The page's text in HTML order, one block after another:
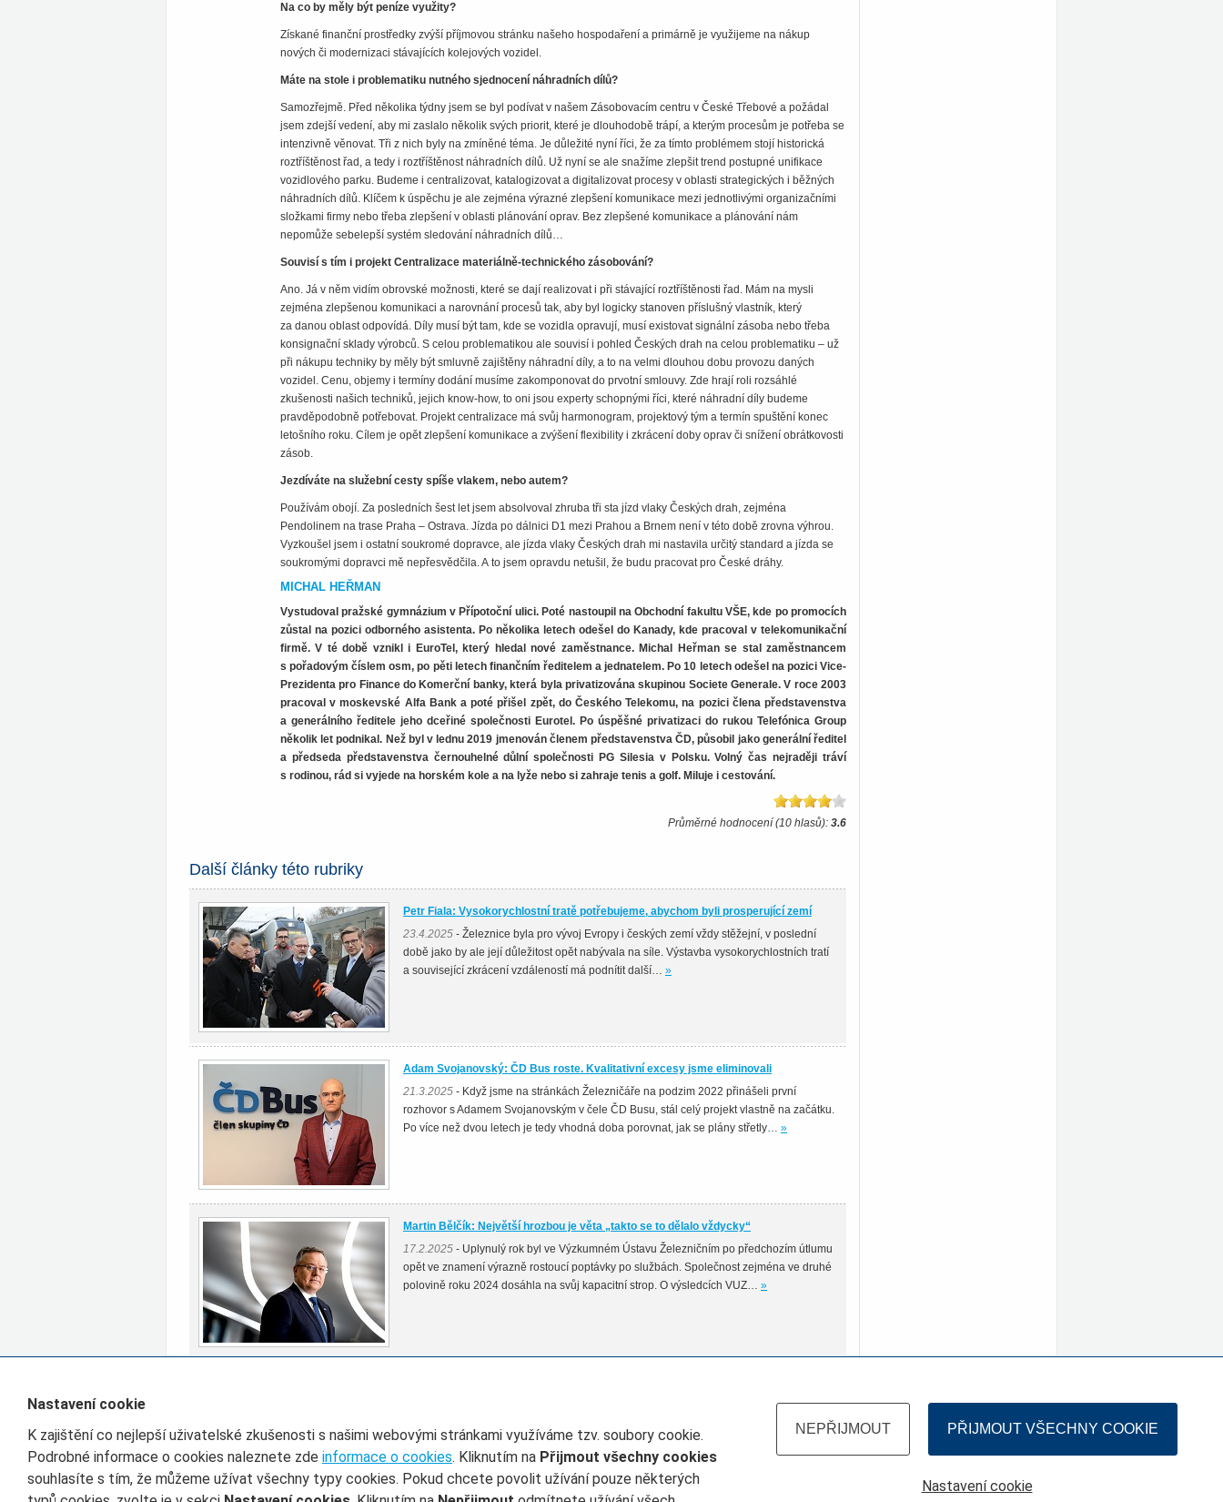
Na co by měly být peníze využity?
Získané finanční prostředky zvýší příjmovou stránku našeho hospodaření a primárně je využijeme na nákup
nových či modernizaci stávajících kolejových vozidel.
Máte na stole i problematiku nutného sjednocení náhradních dílů?
Samozřejmě. Před několika týdny jsem se byl podívat v našem Zásobovacím centru v České Třebové a požádal
jsem zdejší vedení, aby mi zaslalo několik svých priorit, které je dlouhodobě trápí, a kterým procesům je potřeba se
intenzivně věnovat. Tři z nich byly na zmíněné téma. Je důležité nyní říci, že za tímto problémem stojí historická
roztříštěnost řad, a tedy i roztříštěnost náhradních dílů. Už nyní se ale snažíme zlepšit trend postupné unifikace
vozidlového parku. Budeme i centralizovat, katalogizovat a digitalizovat procesy v oblasti strategických i běžných
náhradních dílů. Klíčem k úspěchu je ale zejména výrazné zlepšení komunikace mezi jednotlivými organizačními
složkami firmy nebo třeba zlepšení v oblasti plánování oprav. Bez zlepšené komunikace a plánování nám
nepomůže sebelepší systém sledování náhradních dílů…
Souvisí s tím i projekt Centralizace materiálně-technického zásobování?
Ano. Já v něm vidím obrovské možnosti, které se dají realizovat i při stávající roztříštěnosti řad. Mám na mysli
zejména zlepšenou komunikaci a narovnání procesů tak, aby byl logicky stanoven příslušný vlastník, který
za danou oblast odpovídá. Díly musí být tam, kde se vozidla opravují, musí existovat signální zásoba nebo třeba
konsignační sklady výrobců. S celou problematikou ale souvisí i pohled Českých drah na celou problematiku – už
při nákupu techniky by měly být smluvně zajištěny náhradní díly, a to na velmi dlouhou dobu provozu daných
vozidel. Cenu, objemy i termíny dodání musíme zakomponovat do prvotní smlouvy. Zde hrají roli rozsáhlé
zkušenosti našich techniků, jejich know-how, to oni jsou experty schopnými říci, které náhradní díly budeme
pravděpodobně potřebovat. Projekt centralizace má svůj harmonogram, projektový tým a termín spuštění konec
letošního roku. Cílem je opět zlepšení komunikace a zvýšení flexibility i zkrácení doby oprav či snížení obrátkovosti
zásob.
Jezdíváte na služební cesty spíše vlakem, nebo autem?
Používám obojí. Za posledních šest let jsem absolvoval zhruba tři sta jízd vlaky Českých drah, zejména
Pendolinem na trase Praha – Ostrava. Jízda po dálnici D1 mezi Prahou a Brnem není v této době zrovna výhrou.
Vyzkoušel jsem i ostatní soukromé dopravce, ale jízda vlaky Českých drah mi nastavila určitý standard a jízda se
soukromými dopravci mě nepřesvědčila. A to jsem opravdu netušil, že budu pracovat pro České dráhy.
MICHAL HEŘMAN
Vystudoval pražské gymnázium v Přípotoční ulici. Poté nastoupil na Obchodní fakultu VŠE, kde po promocích
zůstal na pozici odborného asistenta. Po několika letech odešel do Kanady, kde pracoval v telekomunikační
firmě. V té době vznikl i Euro­Tel, který hledal nové zaměstnance. Michal Heřman se stal zaměstnancem
s pořadovým číslem osm, po pěti letech finančním ředitelem a jednatelem. Po 10 letech odešel na pozici Vice-
Prezidenta pro Finance do Komerční banky, která byla privatizována skupinou Societe Generale. V roce 2003
pracoval v moskevské Alfa Bank a poté přišel zpět, do Českého Telekomu, na pozici člena představenstva
a generálního ředitele jeho dceřiné společnosti Eurotel. Po úspěšné privatizaci do rukou Telefónica Group
několik let podnikal. Než byl v lednu 2019 jmenován členem představenstva ČD, působil jako generální ředitel
a předseda představenstva černouhelné důlní společnosti PG Silesia v Polsku. Volný čas nejraději tráví
s rodinou, rád si vyjede na horském kole a na lyže nebo si zahraje tenis a golf. Miluje i cestování.
Průměrné hodnocení (10 hlasů): 3.6
Další články této rubriky
Petr Fiala: Vysokorychlostní tratě potřebujeme, abychom byli prosperující zemí
23.4.2025 - Železnice byla pro vývoj Evropy i českých zemí vždy stěžejní, v poslední
době jako by ale její důležitost opět nabývala na síle. Výstavba vysokorychlostních tratí
a související zkrácení vzdáleností má podnítit další… »
Adam Svojanovský: ČD Bus roste. Kvalitativní excesy jsme eliminovali
21.3.2025 - Když jsme na stránkách Železničáře na podzim 2022 přinášeli první
rozhovor s Adamem Svojanovským v čele ČD Busu, stál celý projekt vlastně na začátku.
Po více než dvou letech je tedy vhodná doba porovnat, jak se plány střetly… »
Martin Bělčík: Největší hrozbou je věta „takto se to dělalo vždycky“
17.2.2025 - Uplynulý rok byl ve Výzkumném Ústavu Železničním po předchozím útlumu
opět ve znamení výrazně rostoucí poptávky po službách. Společnost zejména ve druhé
polovině roku 2024 dosáhla na svůj kapacitní strop. O výsledcích VUZ… »
Filtr pro třídění článků
Datum od Datum do Železničář číslo
Nastavení cookie
K zajištění co nejlepší uživatelské zkušenosti s našimi webovými stránkami využíváme tzv. soubory cookie.
Podrobné informace o cookies naleznete zde informace o cookies. Kliknutím na Přijmout všechny cookies
souhlasíte s tím, že můžeme užívat všechny typy cookies. Pokud chcete povolit užívání pouze některých
PŘIJMOUT VŠECHNY COOKIE
NEPŘIJMOUT
Nastavení cookie